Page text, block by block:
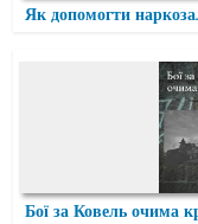
Як допомогти
Бої за Ковель очима